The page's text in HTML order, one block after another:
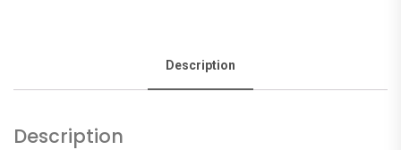
Description
Description